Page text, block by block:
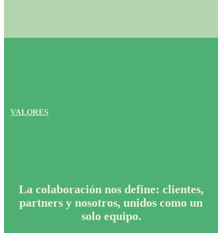
VALORES
La colaboración nos define: clientes,
partners y nosotros, unidos como un
solo equipo.